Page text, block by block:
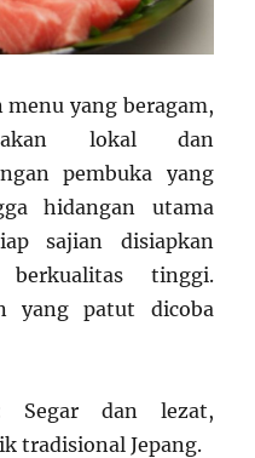
menu yang beragam,
lokal dan
pembuka yang
hidangan utama
sajian disiapkan
berkualitas tinggi.
yang patut dicoba
Segar dan lezat,
tradisional Jepang.